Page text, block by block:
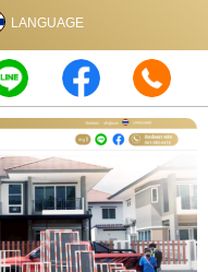
LANGUAGE